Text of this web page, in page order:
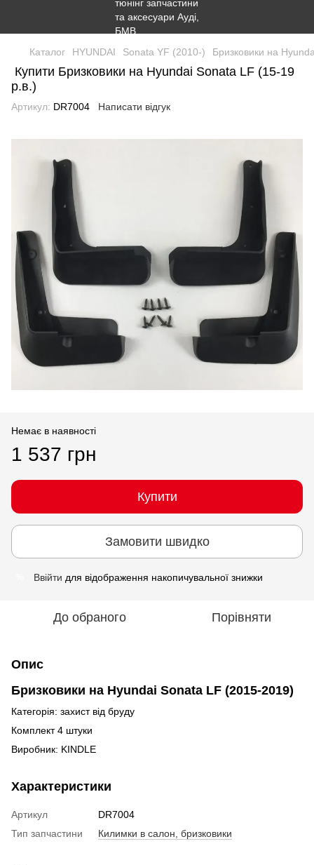
Каталог HYUNDAI Sonata YF (2010-) Бризковики на
Купити Бризковики на Hyundai Sonata LF (15-19
р.в.)
Артикул: DR7004 Написати відгук
Немає в наявності
1 537 грн
Купити
Замовити швидко
Ввійти для відображення накопичувальної знижки
До обраного Порівняти
Опис
Бризковики на Hyundai Sonata LF (2015-2019)
Категорія: захист від бруду
Комплект 4 штуки
Виробник: KINDLE
Характеристики
Артикул
DR7004
Тип запчастини
Килимки в салон, бризковики